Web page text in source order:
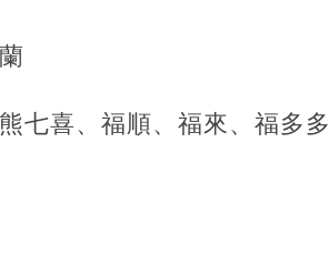
七喜、福順、福來、福多多